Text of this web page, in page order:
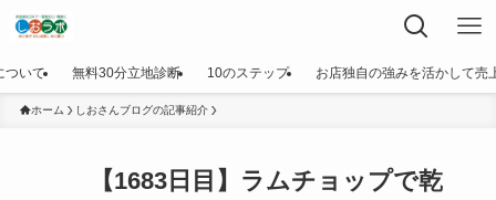
ついて 無料30分立地診断 10のステップ お店独自の強みを活かして売
ホーム しおさんブログの記事紹介
【1683日目】ラムチョップで乾